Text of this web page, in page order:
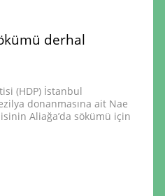
derhal
(HDP) İstanbul
donanmasına ait Nae
Aliağa’da sökümü için